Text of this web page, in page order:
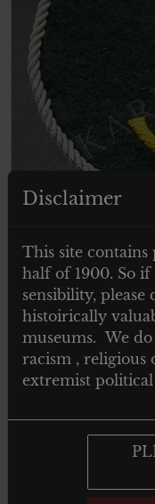
Wehrmacht
einen
Unteroffizier
Disclaimer
This site
half of 1900. So
sensibility, please
histoirically
museums. We
racism , religious
extremist political